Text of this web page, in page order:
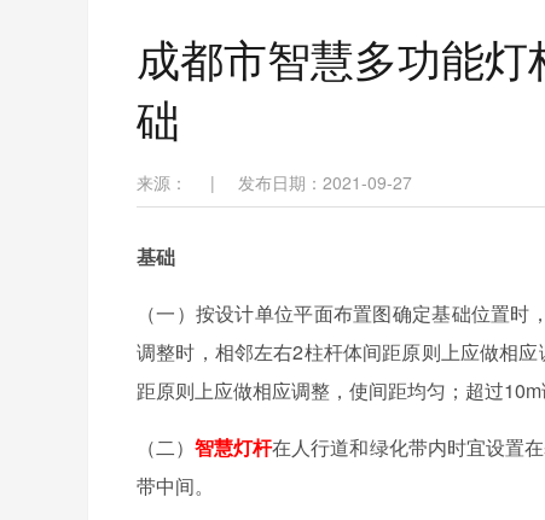
成都市智慧多功能
础
来源： | 发布日期：2021-09-27
基础
（一）按设计单位平面布置图确定基础位置
调整时，相邻左右2柱杆体间距原则上应做相
距原则上应做相应调整，使间距均匀；超过10m
（二）智慧灯杆在人行道和绿化带内时宜设置
带中间。